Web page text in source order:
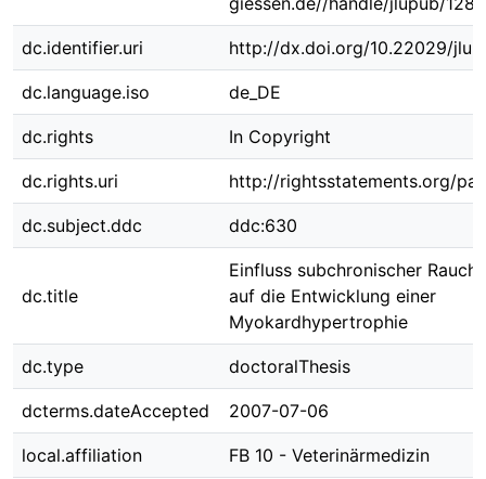
dc.identifier.uri http://dx.doi.org/10.22029/
dc.language.iso de_DE
dc.rights In Copyright
dc.rights.uri http://rightsstatements.org/
dc.subject.ddc ddc:630
dc.title
Einfluss subchronischer
auf die Entwicklung einer
Myokardhypertrophie
dc.type doctoralThesis
dcterms.dateAccepted 2007-07-06
local.affiliation FB 10 - Veterinärmedizin